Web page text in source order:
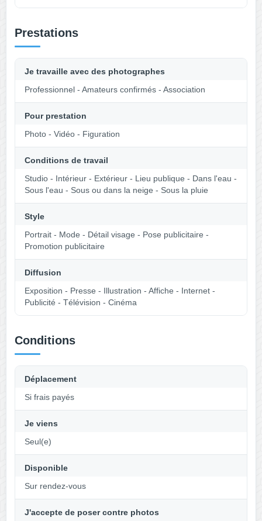
Prestations
Je travaille avec des photographes
Professionnel - Amateurs confirmés - Association
Pour prestation
Photo - Vidéo - Figuration
Conditions de travail
Studio - Intérieur - Extérieur - Lieu publique - Dans l'eau -
Sous l'eau - Sous ou dans la neige - Sous la pluie
Style
Portrait - Mode - Détail visage - Pose publicitaire -
Promotion publicitaire
Diffusion
Exposition - Presse - Illustration - Affiche - Internet -
Publicité - Télévision - Cinéma
Conditions
Déplacement
Si frais payés
Je viens
Seul(e)
Disponible
Sur rendez-vous
J'accepte de poser contre photos